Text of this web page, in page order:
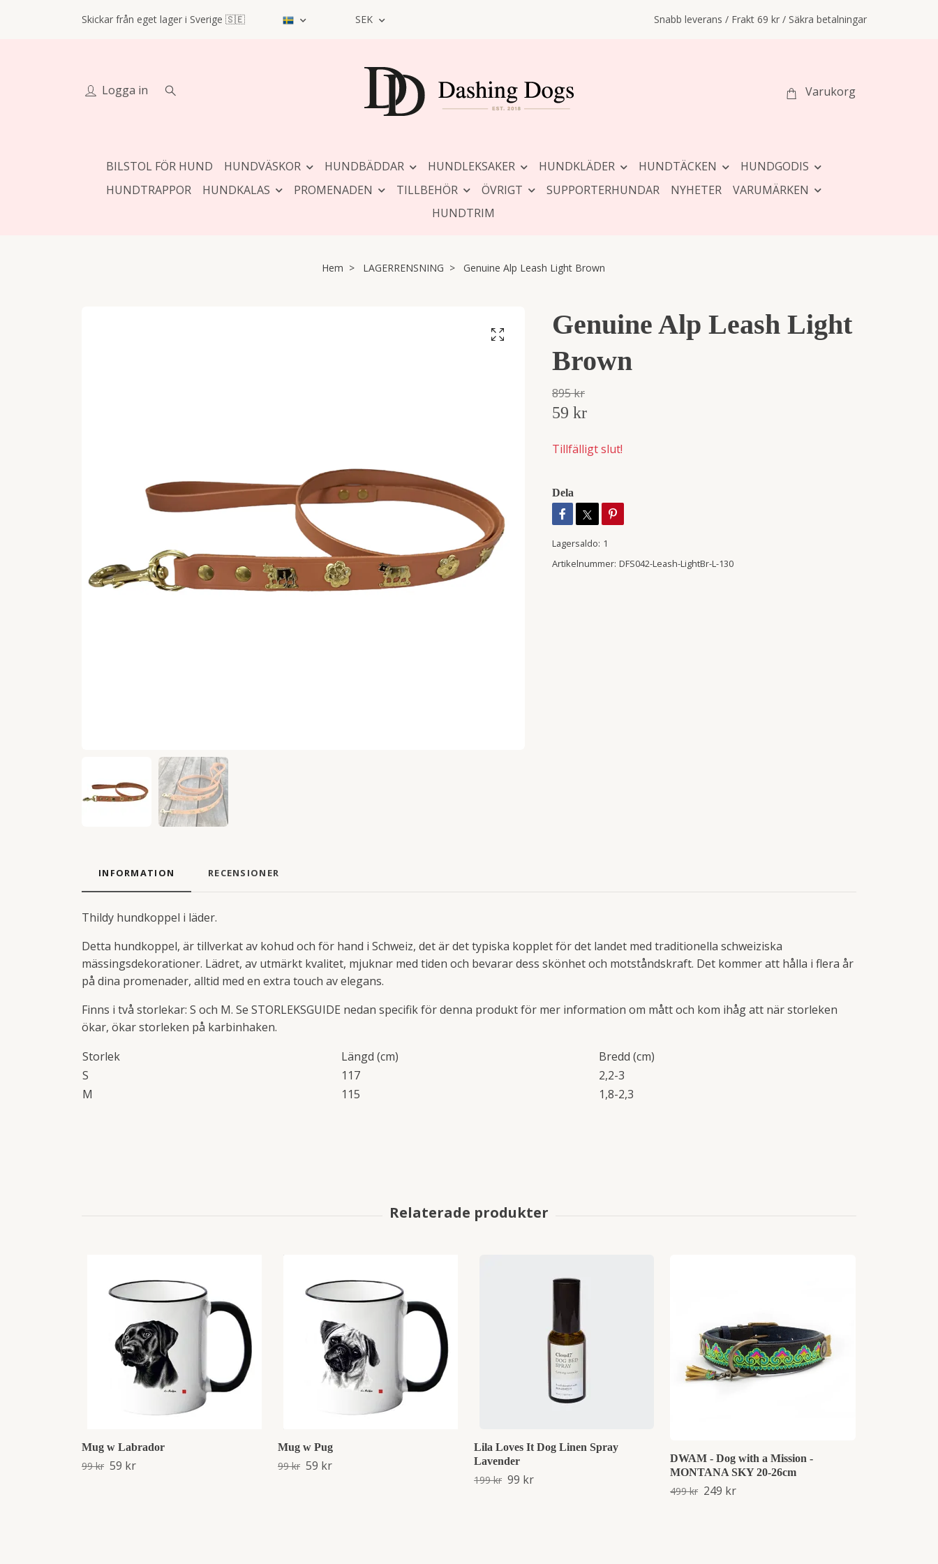
Skickar från eget lager i Sverige 🇸🇪 SEK Snabb leverans / Frakt 69 kr / Säkra betalningar
Logga in Varukorg
BILSTOL FÖR HUND HUNDVÄSKOR HUNDBÄDDAR HUNDLEKSAKER HUNDKLÄDER HUNDTÄCKEN
HUNDGODIS
HUNDTRAPPOR
HUNDKALAS PROMENADEN TILLBEHÖR ÖVRIGT SUPPORTERHUNDAR NYHETER
VARUMÄRKEN
HUNDTRIM
Hem LAGERRENSNING Genuine Alp Leash Light Brown
Genuine Alp Leash Light
Brown
895 kr
59 kr
Tillfälligt slut!
Dela
Lagersaldo: 1
Artikelnummer: DFS042-Leash-LightBr-L-130
INFORMATION RECENSIONER
Thildy hundkoppel i läder.
Detta hundkoppel, är tillverkat av kohud och för hand i Schweiz, det är det typiska kopplet för det landet med traditionella schweiziska
mässingsdekorationer. Lädret, av utmärkt kvalitet, mjuknar med tiden och bevarar dess skönhet och motståndskraft. Det kommer att hålla i flera år
på dina promenader, alltid med en extra touch av elegans.
Finns i två storlekar: S och M. Se STORLEKSGUIDE nedan specifik för denna produkt för mer information om mått och kom ihåg att när storleken
ökar, ökar storleken på karbinhaken.
Storlek
Längd (cm)
Bredd (cm)
S
117
2,2-3
M
115 1,8-2,3
Mug w Labrador
99 kr 59 kr
Mug w Pug
99 kr 59 kr
Lila Loves It Dog Linen Spray
Lavender
199 kr 99 kr
DWAM - Dog with a Mission -
MONTANA SKY 20-26cm
499 kr 249 kr